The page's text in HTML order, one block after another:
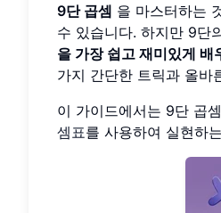
9단 곱셈 을 마스터하는
수 있습니다. 하지만 9단
을 가장 쉽고 재미있게 배
가지 간단한 트릭과 올바
이 가이드에서는 9단 곱
셈표를 사용하여 실현하